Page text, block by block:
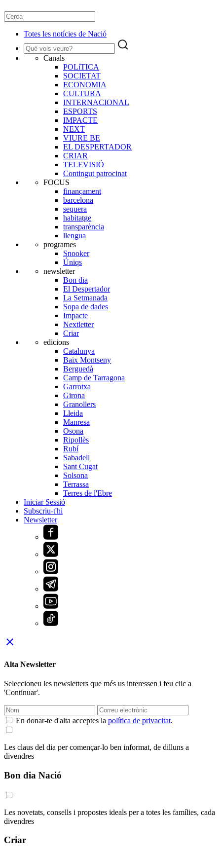
Totes les notícies de Nació
Canals
POLíTICA
SOCIETAT
ECONOMIA
CULTURA
INTERNACIONAL
ESPORTS
IMPACTE
NEXT
VIURE BE
EL DESPERTADOR
CRIAR
TELEVISIÓ
Contingut patrocinat
FOCUS
finançament
barcelona
sequera
habitatge
transparència
llengua
programes
Snooker
Úniqs
newsletter
Bon dia
El Despertador
La Setmanada
Sopa de dades
Impacte
Nextletter
Criar
edicions
Catalunya
Baix Montseny
Berguedà
Camp de Tarragona
Garrotxa
Girona
Granollers
Lleida
Manresa
Osona
Ripollès
Rubí
Sabadell
Sant Cugat
Solsona
Terrassa
Terres de l'Ebre
Iniciar Sessió
Subscriu-t'hi
Newsletter
close
Alta Newsletter
Seleccioneu les newsletters que més us interessen i feu clic a
'Continuar'.
En donar-te d'alta acceptes la política de privacitat.
Les claus del dia per començar-lo ben informat, de dilluns a
divendres
Bon dia Nació
Les novetats, consells i propostes ideals per a totes les famílies, cada
divendres
Criar